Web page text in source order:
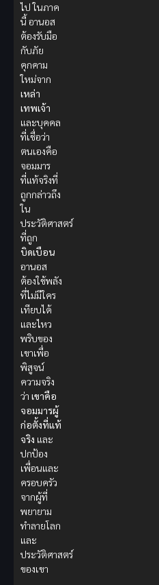
ไป ในภาค
นี้ อานอส
ต้องรับมือ
กับภัย
คุกคาม
ใหม่จาก
เหล่า
เทพเจ้า
และบุคคล
ที่เชื่อว่า
ตนเองคือ
จอมมาร
ที่แท้จริงที่
ถูกกล่าวถึง
ใน
ประวัติศาสตร์
ที่ถูก
บิดเบือน
อานอส
ต้องใช้พลัง
ที่ไม่มีใคร
เทียบได้
และไหว
พริบของ
เขาเพื่อ
พิสูจน์
ความจริง
ว่า เขาคือ
จอมมารผู้
ก่อตั้งที่แท้
จริง และ
ปกป้อง
เพื่อนและ
ครอบครัว
จากผู้ที่
พยายาม
ทำลายโลก
และ
ประวัติศาสตร์
ของเขา